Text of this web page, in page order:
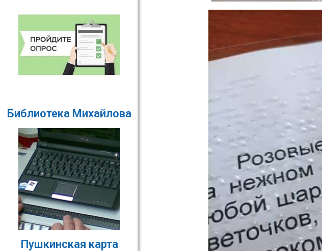
Библиотека Михайлова
Пушкинская карта